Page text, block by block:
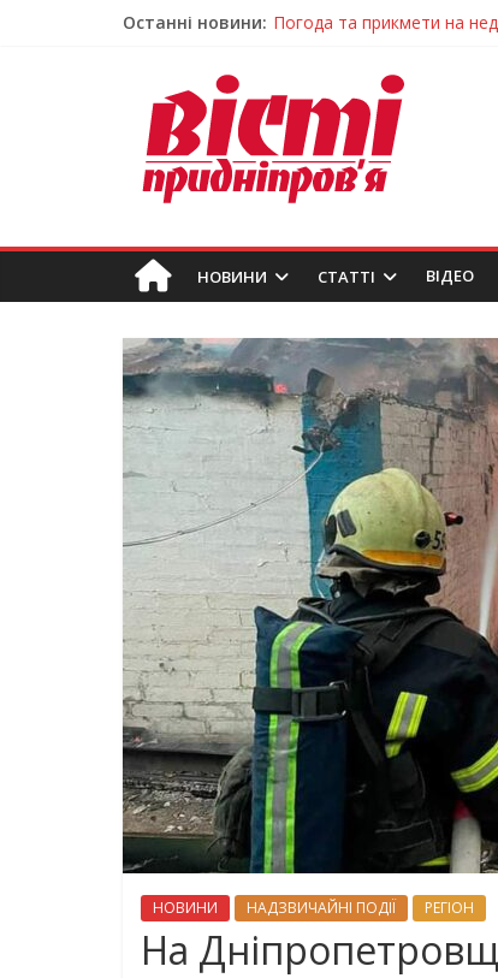
Останні новини: Говорити про воду без
У Дніпрі триває
Пошуки тривають: на
Погода та прикмети на
НОВИНИ СТАТТІ ВIДЕО
НОВИНИ НАДЗВИЧАЙНІ ПОДІЇ РЕГІОН
На